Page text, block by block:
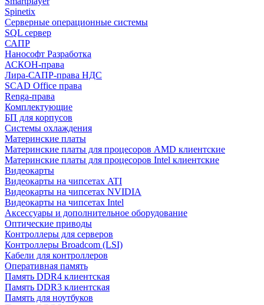
Spinetix
Серверные операционные системы
SQL сервер
САПР
Нанософт Разработка
АСКОН-права
Лира-САПР-права НДС
SCAD Office права
Renga-права
Комплектующие
БП для корпусов
Системы охлаждения
Материнские платы
Материнские платы для процесоров AMD клиентские
Материнские платы для процесоров Intel клиентские
Видеокарты
Видеокарты на чипсетах ATI
Видеокарты на чипсетах NVIDIA
Видеокарты на чипсетах Intel
Аксессуары и дополнительное оборудование
Оптические приводы
Контроллеры для серверов
Контроллеры Broadcom (LSI)
Кабели для контроллеров
Оперативная память
Память DDR4 клиентская
Память DDR3 клиентская
Память для ноутбуков